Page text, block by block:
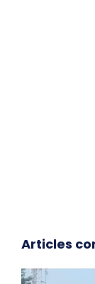
Articles